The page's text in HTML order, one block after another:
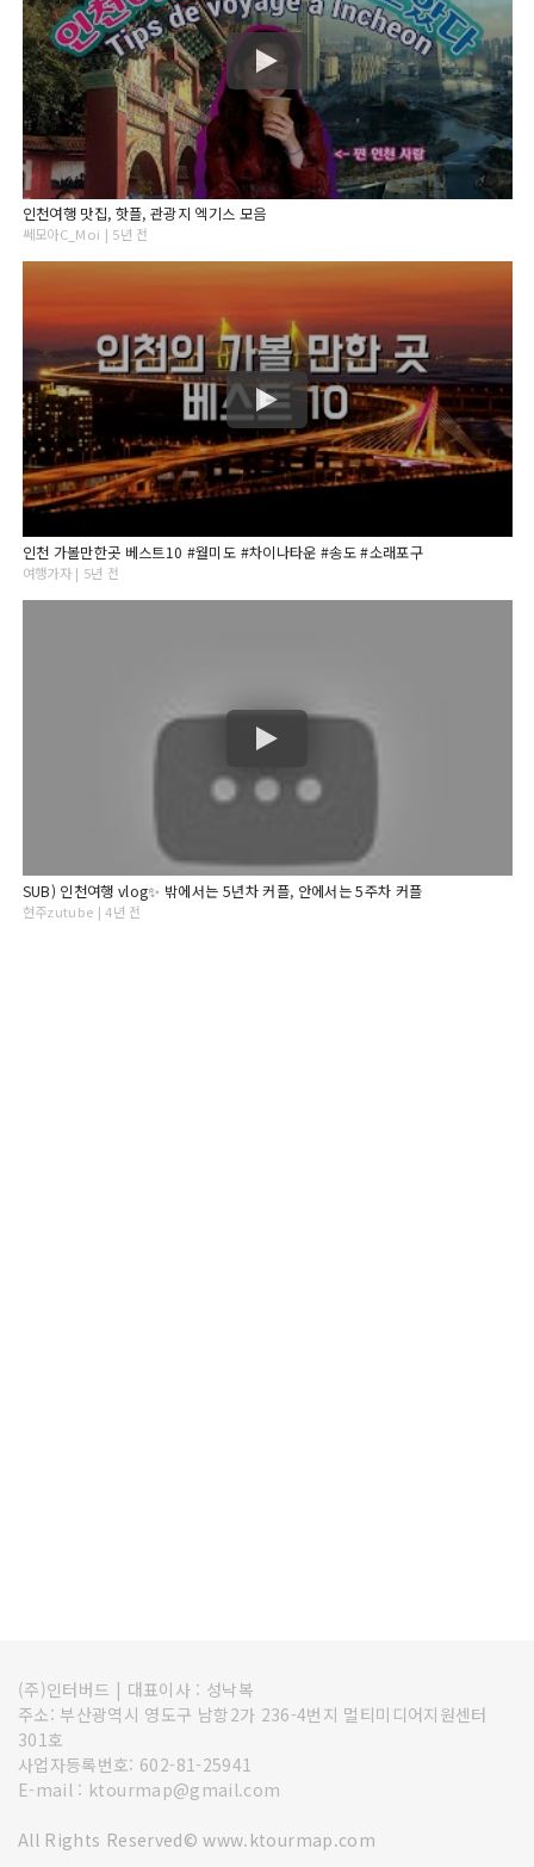
인천여행 맛집, 핫플, 관광지 엑기스 모음
쎄모아C_Moi | 5년 전
인천 가볼만한곳 베스트10 #월미도 #차이나타운 #송도 #소래포구
여행가자 | 5년 전
SUB) 인천여행 vlog✨ 밖에서는 5년차 커플, 안에서는 5주차 커플
현주zutube | 4년 전
(주)인터버드 | 대표이사 : 성낙복
주소: 부산광역시 영도구 남항2가 236-4번지 멀티미디어지원센터
301호
사업자등록번호: 602-81-25941
E-mail : ktourmap@gmail.com
All Rights Reserved© www.ktourmap.com